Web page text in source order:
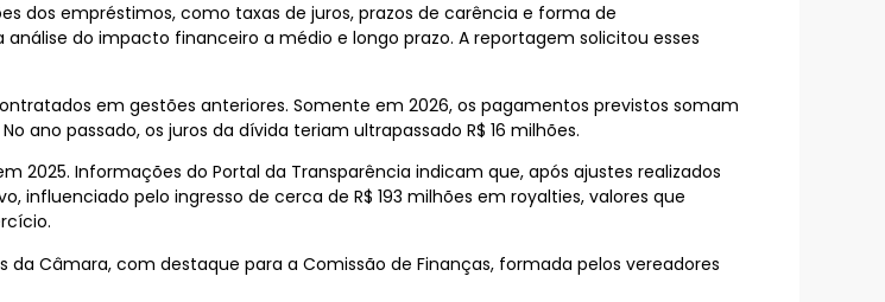
dos empréstimos, como taxas de juros, prazos de carência e forma de
do impacto financeiro a médio e longo prazo. A reportagem solicitou esses
em gestões anteriores. Somente em 2026, os pagamentos previstos somam
ano passado, os juros da dívida teriam ultrapassado R$ 16 milhões.
2025. Informações do Portal da Transparência indicam que, após ajustes realizados
pelo ingresso de cerca de R$ 193 milhões em royalties, valores que
Câmara, com destaque para a Comissão de Finanças, formada pelos vereadores